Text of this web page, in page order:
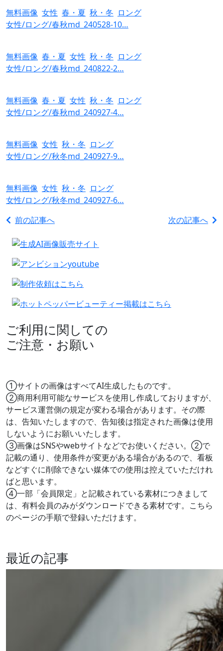
無料画像 女性 春・夏 秋・冬 ロング
女性/ロング/春秋md_240528-10…
無料画像 春・夏 女性 秋・冬 ロング
女性/ロング/春秋md_240822-2…
無料画像 春・夏 女性 秋・冬 ロング
女性/ロング/春秋md_240927-4…
無料画像 女性 秋・冬 ロング
女性/ロング/秋冬md_240927-9…
無料画像 女性 秋・冬 ロング
女性/ロング/秋冬md_240927-6…
前の記事へ
次の記事へ
ご利用に関しての
ご注意・お願い
①サイトの画像はすべてAI生成したものです。
②商用利用可能なサービスを使用し作成しておりますが、
サービス運営側の規定が変わる場合があります。その際
は、告知いたしますので、告知後は指定された画像は使用
しないようにお願いいたします。
③画像はSNSやwebサイトなどでお使いください。②で
記載の通り、使用条件が変更がある場合があるので、看板
などすぐに削除できない媒体での使用は控えていただけれ
ばと思います。
④一部「会員限定」と記載されている素材につきまして
は、有料会員のみがダウンロードできる素材です。こちら
のページの手順で登録いただけます。
最近の記事